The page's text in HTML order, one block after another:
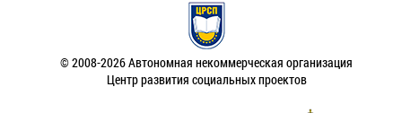
© 2008-2026 Автономная некоммерческая организация
Центр развития социальных проектов